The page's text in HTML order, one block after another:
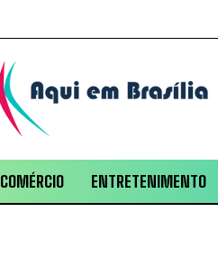
COMÉRCIO ENTRETENIMENTO